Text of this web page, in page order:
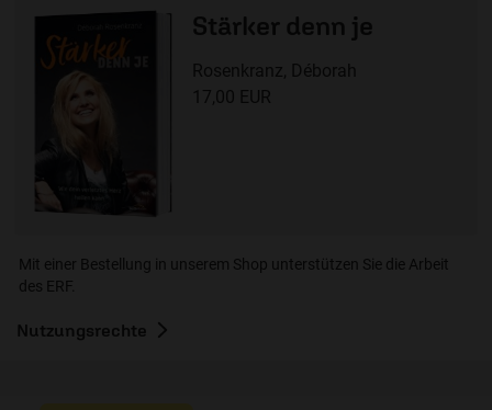
Stärker denn je
Rosenkranz, Déborah
17,00 EUR
Mit einer Bestellung in unserem Shop unterstützen Sie die Arbeit
des ERF.
Nutzungsrechte